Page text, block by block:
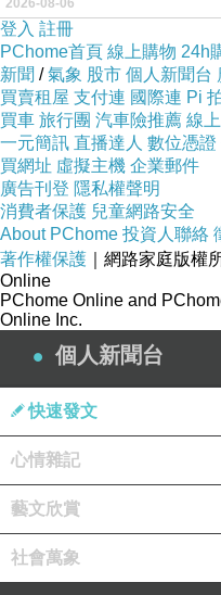
2026-08-06
登入 註冊
PChome首頁 線上購物 24h
新聞 /氣象 股市 個人新聞台
買賣租屋 支付連 國際連 Pi
買車 旅行團 汽車險推薦 線
一元簡訊 直播達人 數位憑證
買網址 虛擬主機 企業郵件
廣告刊登 隱私權聲明
消費者保護 兒童網路安全
About PChome 投資人聯絡
著作權保護 ｜網路家庭版權
Online
PChome Online and
Online Inc.
個人新聞台
快速發文
心情雜記
藝文欣賞
社會萬象